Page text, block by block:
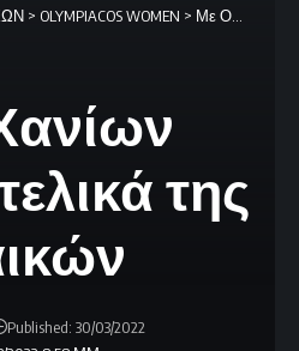
> OLYMPIACOS WOMEN > Με ΟΑ Χανίων στα ημιτελικά της Α1 Γυναικών
της
Published: 30/03/2022